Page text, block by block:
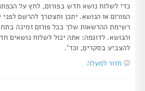
כדי לשלוח נושא חדש בפורום, לחץ על הכפתור
הפורום או הנושא. יתכן ותצטרך להרשם לפני
רשימת ההרשאות שלך בכל פורום זמינה בתחתית
והנושא. לדוגמה: אתה יכול לשלוח נושאים
להצביע בסקרים, וכד'.
חזור למעלה